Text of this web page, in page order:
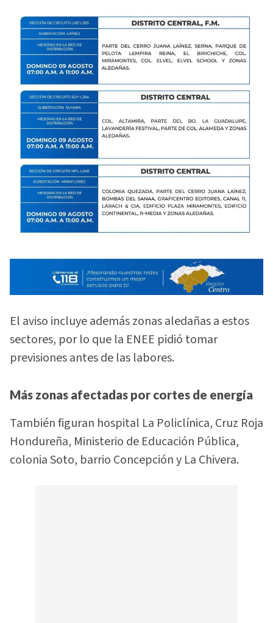
El aviso incluye además zonas aledañas a estos
sectores, por lo que la ENEE pidió tomar
previsiones antes de las labores.
Más zonas afectadas por cortes de energía
También figuran hospital La Policlínica, Cruz Roja
Hondureña, Ministerio de Educación Pública,
colonia Soto, barrio Concepción y La Chivera.